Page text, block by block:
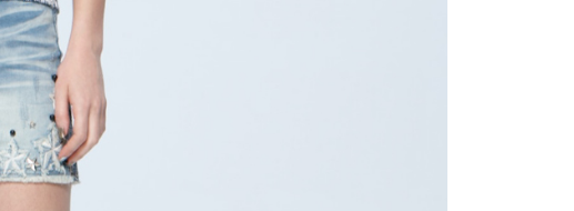
【注意事項】
1.本服務係由「台灣大哥大股份有限公司」（以下簡稱本公司）所提供，讓
用戶於交易時，得透過本服務購買商品或服務，並由商店將買賣／分期付
款買賣價金債權讓與本公司後，依約使用本公司帳單繳交帳款。
2.基於同意付款使用「大哥付你分期」之契約關係目的，商店將以您的個人
資料（包含姓名、電話或地址）提供予台灣大哥大進項蒐集、處理及利
用，由本公司與您本人進行分期帳單所需資料之確認、核對及更正。
3.完整用戶服務條款，請詳閱以下連結：
３．收到繳費通知簡訊後14天內，點擊此簡訊中的連結，可透過四大超商
／ATM／網路銀行／等多元方式進行付款，方視為交易完成。
※ 請注意：結帳手續完成當下不需立刻繳費，但若您需要取消訂單，請聯
絡購買商品的店家。未經商家同意取消之訂單仍視為有效，需透過AFTEE
先享後付繳納相關費用。
※ 交易是否成功請以「AFTEE先享後付 」之結帳頁面顯示為準，若有關於
是否繳費成功／繳費後需取消欲退款等相關疑問，請聯繫「AFTEE先享後
付客戶支援中心」
【注意事項】
每筆NT$120，滿NT$2,000(含以上)免運費
宅配
每筆NT$120，滿NT$2,000(含以上)免運費